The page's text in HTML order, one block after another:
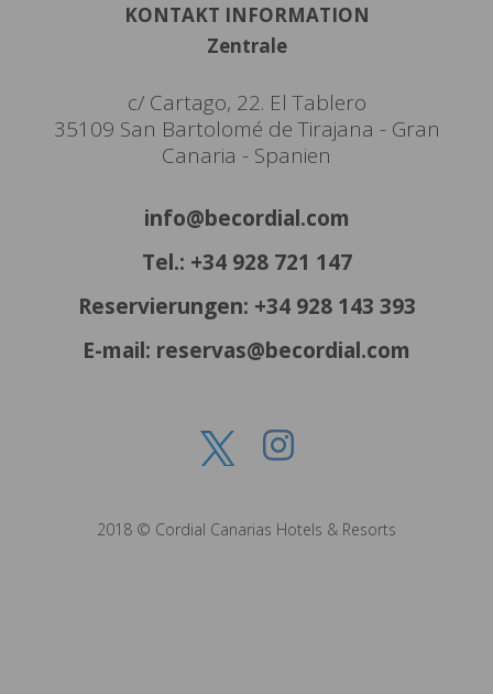
KONTAKT INFORMATION
Zentrale
c/ Cartago, 22. El Tablero
35109 San Bartolomé de Tirajana - Gran
Canaria - Spanien
info@becordial.com
Tel.: +34 928 721 147
Reservierungen: +34 928 143 393
E-mail: reservas@becordial.com
2018 © Cordial Canarias Hotels & Resorts